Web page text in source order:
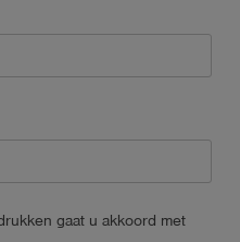
gaat u akkoord met